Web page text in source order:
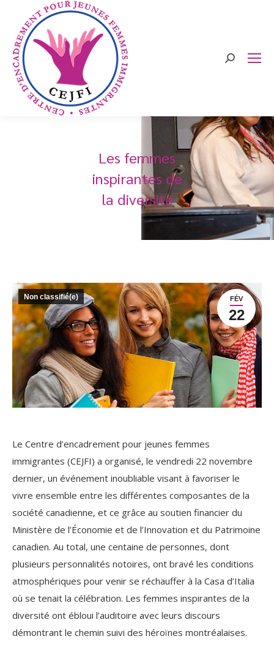
Search:
Les femmes
inspirantes de
la diversité
FÉV
22
Non classifié(e)
Le Centre d’encadrement pour jeunes femmes
immigrantes (CEJFI) a organisé, le vendredi 22 novembre
dernier, un événement inoubliable visant à favoriser le
vivre ensemble entre les différentes composantes de la
société canadienne, et ce grâce au soutien financier du
Ministère de l’Économie et de l’Innovation et du Patrimoine
canadien. Au total, une centaine de personnes, dont
plusieurs personnalités notoires, ont bravé les conditions
atmosphériques pour venir se réchauffer à la Casa d’Italia
où se tenait la célébration. Les femmes inspirantes de la
diversité ont ébloui l’auditoire avec leurs discours
démontrant le chemin suivi des héroïnes montréalaises.